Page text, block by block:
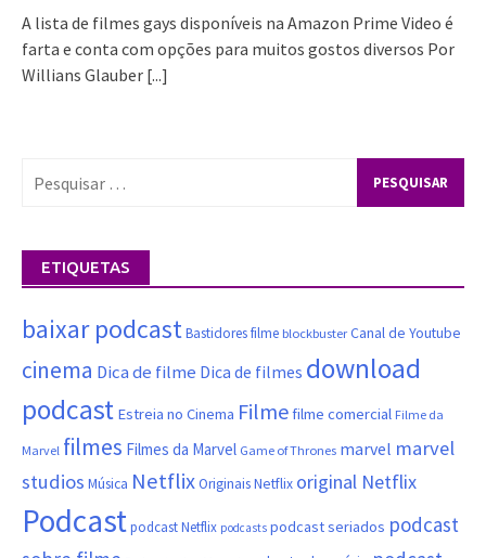
A lista de filmes gays disponíveis na Amazon Prime Video é
farta e conta com opções para muitos gostos diversos Por
Willians Glauber [...]
ETIQUETAS
baixar podcastBastidores filme blockbuster Canal de Youtube
cinema Dica de filme Dica de filmes download
podcast Estreia no Cinema Filmefilme comercial Filme da
Marvel filmes Filmes da Marvel Game of Thrones marvel marvel
studios Música NetflixOriginais Netflix original Netflix
Podcastpodcast Netflix podcasts podcast seriados podcast